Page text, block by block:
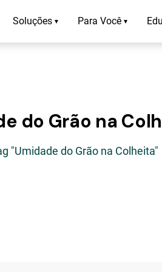
Soluções ▾ Para Você ▾
do Grão na
"Umidade do Grão na Colheita"